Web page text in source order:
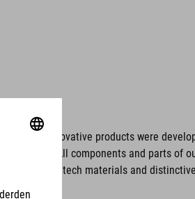
MAAT
UK 2.5-4.0
These innovative products were
issues. All components and parts of
Hightech materials and